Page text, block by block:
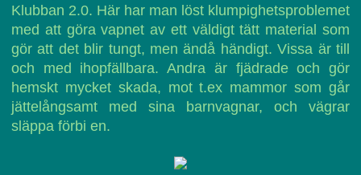
Klubban 2.0. Här har man löst klumpighetsproblemet
med att göra vapnet av ett väldigt tätt material som
gör att det blir tungt, men ändå händigt. Vissa är till
och med ihopfällbara. Andra är fjädrade och gör
hemskt mycket skada, mot t.ex mammor som går
jättelångsamt med sina barnvagnar, och vägrar
släppa förbi en.